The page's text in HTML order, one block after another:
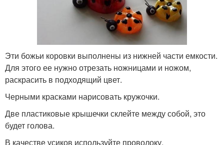
Эти божьи коровки выполнены из нижней части емкости.
Для этого ее нужно отрезать ножницами и ножом,
раскрасить в подходящий цвет.
Черными красками нарисовать кружочки.
Две пластиковые крышечки склейте между собой, это
будет голова.
В качестве усиков используйте проволоку.